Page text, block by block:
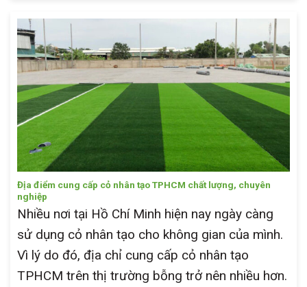
Địa điểm cung cấp cỏ nhân tạo TPHCM chất lượng, chuyên
nghiệp
Nhiều nơi tại Hồ Chí Minh hiện nay ngày càng
sử dụng cỏ nhân tạo cho không gian của mình.
Vì lý do đó, địa chỉ cung cấp cỏ nhân tạo
TPHCM trên thị trường bỗng trở nên nhiều hơn.